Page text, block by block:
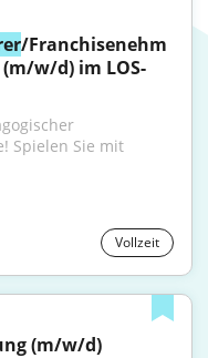
/Franchisenehm
w/d) im LOS-
Spielen Sie mit
Vollzeit
(m/w/d)